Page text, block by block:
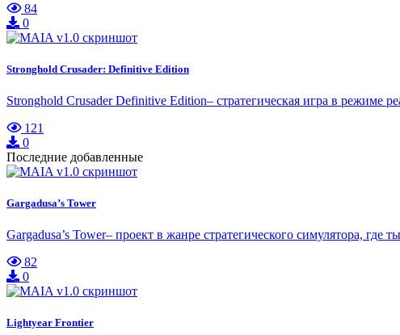
84
0
Stronghold Crusader: Definitive Edition
Stronghold Crusader Definitive Edition– стратегическая игра в режиме
121
0
Последние добавленные
Gargadusa’s Tower
Gargadusa’s Tower– проект в жанре стратегического симулятора,
82
0
Lightyear Frontier